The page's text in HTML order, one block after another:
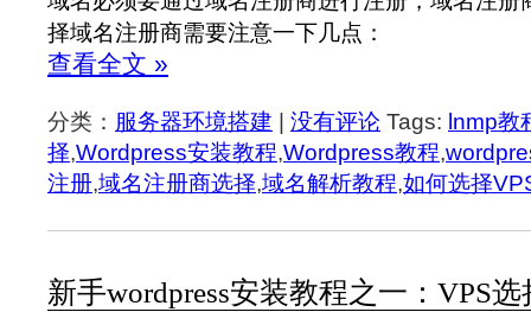
择域名注册商需要注意一下几点：
查看全文 »
分类： 服务器环境搭建 没有评论 Tags: lnmp教
择,Wordpress安装教程,Wordpress教程,
注册,域名注册商选择,域名解析教程,如何选择
新手wordpress安装教程之一：VPS选